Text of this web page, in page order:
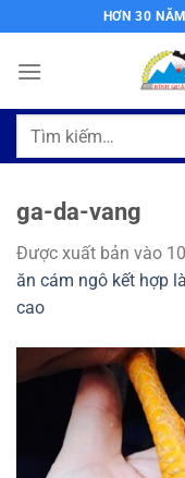
qua
nội
HƠN 30
Tìm
ga-da-vang
Được xuất bản vào
ăn cám ngô kết hợp
cao